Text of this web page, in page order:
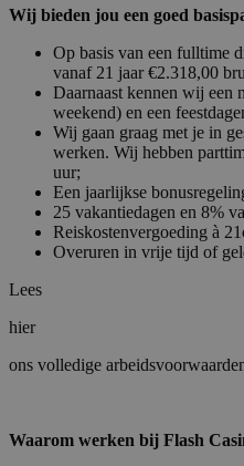
Wij bieden jou een goed
Op basis van een fulltime
vanaf 21 jaar €2.318,00
Daarnaast kennen wij een
weekend) en een
Wij gaan graag met je in
werken. Wij hebben
uur;
Een jaarlijkse
25 vakantiedagen en 8%
Reiskostenvergoeding à
Overuren in vrije tijd of
Lees
hier
ons volledige
Waarom werken bij Flash